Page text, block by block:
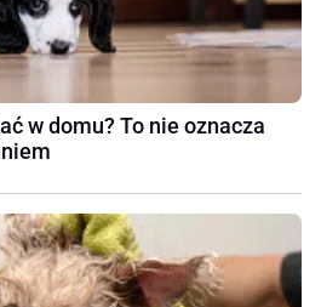
w domu? To nie oznacza